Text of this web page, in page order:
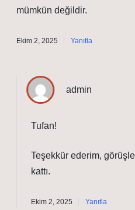
mümkün değildir.
Ekim 2, 2025 Yanıtla
admin
Tufan!
Teşekkür ederim,
kattı.
Ekim 2, 2025 Yanıtla